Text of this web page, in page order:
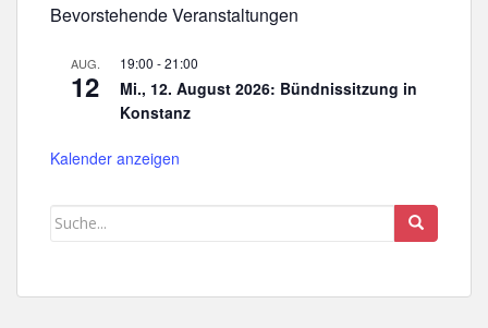
Bevorstehende Veranstaltungen
AUG.
12
19:00 -21:00
Mi., 12. August 2026: Bündnissitzung in
Konstanz
Kalender anzeigen